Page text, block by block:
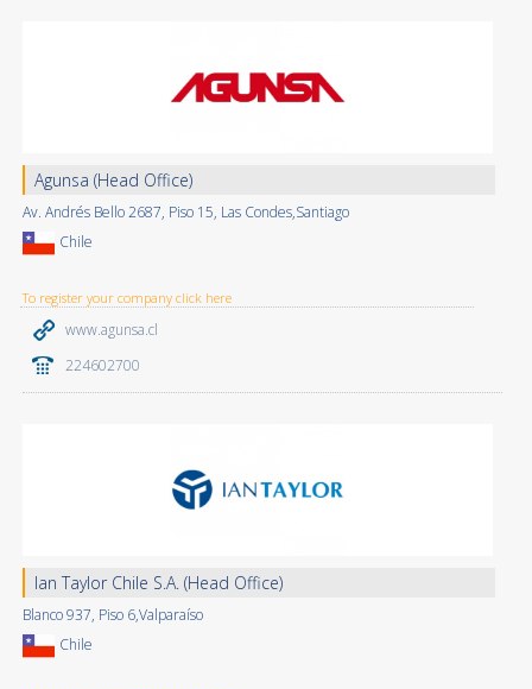
Agunsa (Head Office)
Av. Andrés Bello 2687, Piso 15, Las Condes,Santiago
Chile
To register your company click here
www.agunsa.cl
224602700
Ian Taylor Chile S.A. (Head Office)
Blanco 937, Piso 6,Valparaíso
Chile